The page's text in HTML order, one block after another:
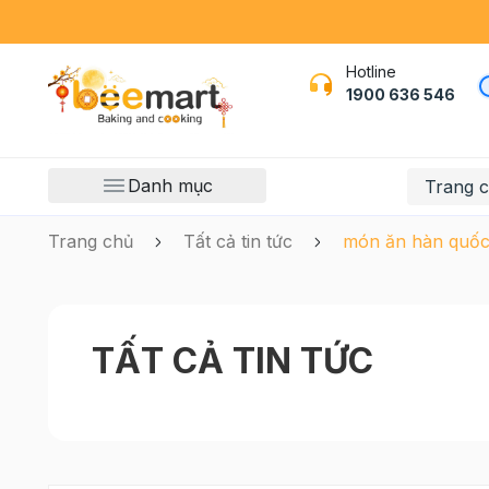
Hotline
1900 636 546
Danh mục Trang
Trang chủ Tất cả tin tức món ăn hàn quốc
TẤT CẢ TIN TỨC